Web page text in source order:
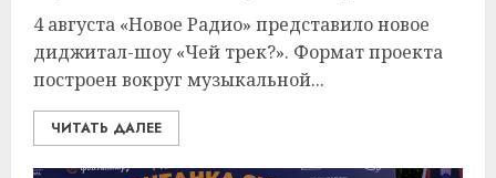
4 августа «Новое Радио» представило новое
диджитал-шоу «Чей трек?». Формат проекта
построен вокруг музыкальной...
ЧИТАТЬ ДАЛЕЕ